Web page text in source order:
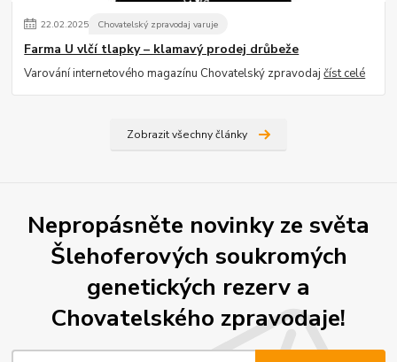
22.02.2025 Chovatelský zpravodaj varuje
Farma U vlčí tlapky – klamavý prodej drůbeže
Varování internetového magazínu Chovatelský zpravodajčíst celé
Zobrazit všechny články
Nepropásněte novinky ze světa
Šlehoferových soukromých
genetických rezerv a
Chovatelského zpravodaje!